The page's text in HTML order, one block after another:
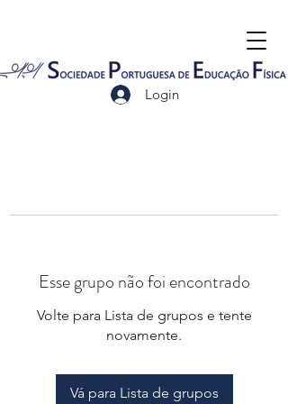
Login
Esse grupo não foi encontrado
Volte para Lista de grupos e tente
novamente.
Vá para Lista de grupos